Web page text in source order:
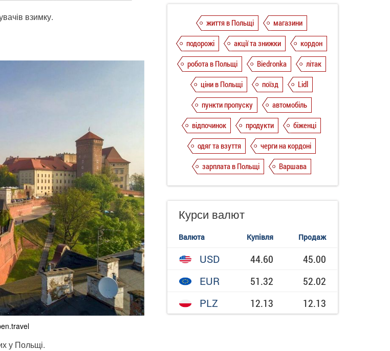
взимку.
у Польщі.
життя в Польщі
магазини
подорожі
акції та знижки
кордон
робота в Польщі
Biedronka
літак
ціни в Польщі
поїзд
Lidl
пункти пропуску
автомобіль
відпочинок
продукти
біженці
одяг та взуття
черги на кордоні
зарплата в Польщі
Варшава
Курси валют
Валюта Купівля Продаж
USD 44.60
45.00
EUR
51.32
52.02
PLZ
12.13 12.13